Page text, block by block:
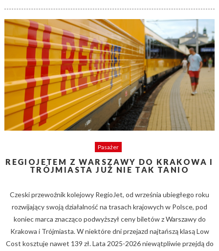
Pasażer
REGIOJETEM Z WARSZAWY DO KRAKOWA I
TRÓJMIASTA JUŻ NIE TAK TANIO
Czeski przewoźnik kolejowy RegioJet, od września ubiegłego roku
rozwijający swoją działalność na trasach krajowych w Polsce, pod
koniec marca znacząco podwyższył ceny biletów z Warszawy do
Krakowa i Trójmiasta. W niektóre dni przejazd najtańszą klasą Low
Cost kosztuje nawet 139 zł. Lata 2025-2026 niewątpliwie przejdą do